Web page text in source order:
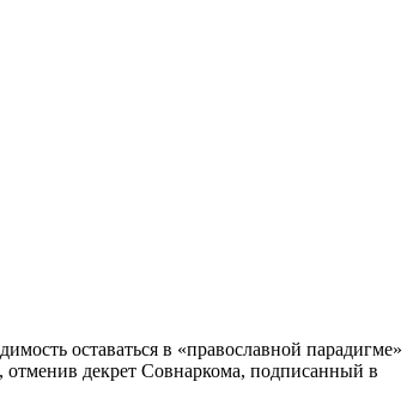
оставаться в «православной парадигме»
отменив декрет Совнаркома, подписанный в